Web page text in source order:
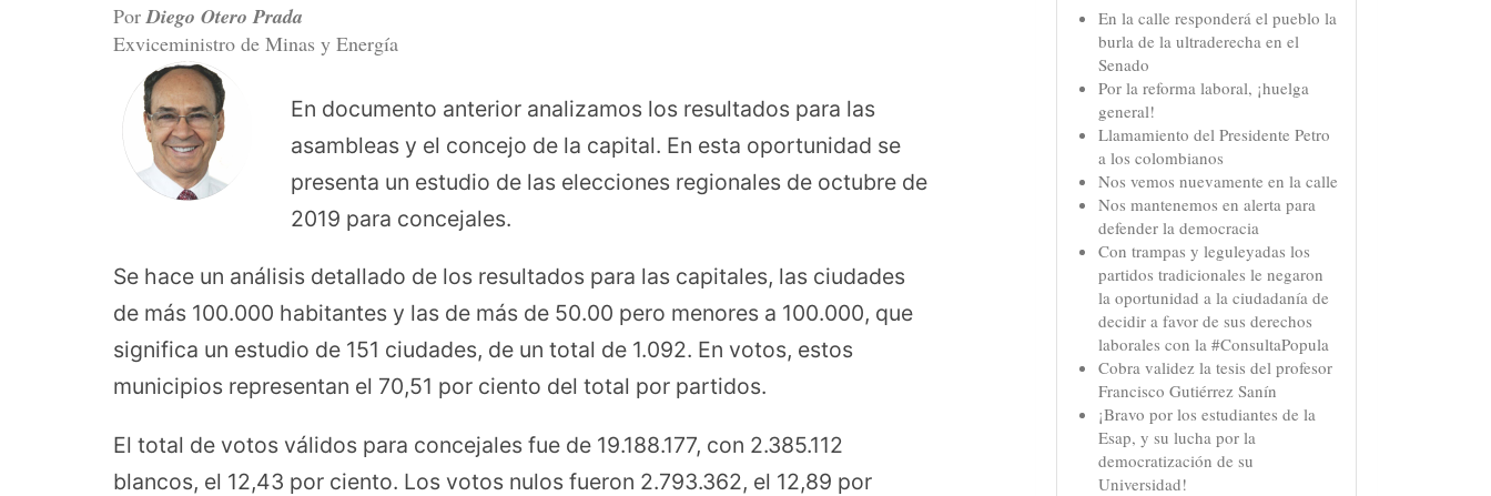
Por Diego Otero Prada
Exviceministro de Minas y Energía
En documento anterior analizamos los resultados para las
asambleas y el concejo de la capital. En esta oportunidad se
presenta un estudio de las elecciones regionales de octubre de
2019 para concejales.
Se hace un análisis detallado de los resultados para las capitales, las ciudades
de más 100.000 habitantes y las de más de 50.00 pero menores a 100.000, que
significa un estudio de 151 ciudades, de un total de 1.092. En votos, estos
municipios representan el 70,51 por ciento del total por partidos.
El total de votos válidos para concejales fue de 19.188.177, con 2.385.112
blancos, el 12,43 por ciento. Los votos nulos fueron 2.793.362, el 12,89 por
En la calle responderá el pueblo la
burla de la ultraderecha en el
Senado
Por la reforma laboral, ¡huelga
general!
Llamamiento del Presidente Petro
a los colombianos
Nos vemos nuevamente en la calle
Nos mantenemos en alerta para
defender la democracia
Con trampas y leguleyadas los
partidos tradicionales le negaron
la oportunidad a la ciudadanía de
decidir a favor de sus derechos
laborales con la #ConsultaPopula
Cobra validez la tesis del profesor
Francisco Gutiérrez Sanín
¡Bravo por los estudiantes de la
Esap, y su lucha por la
democratización de su
Universidad!